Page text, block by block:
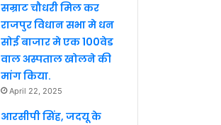
सम्राट चौधरी मिल कर
राजपुर विधान सभा मे धन
सोई बाजार मे एक 100वेड
वाल अस्पताल खोलने की
मांग किया.
April 22, 2025
आरसीपी सिंह, जदयू के